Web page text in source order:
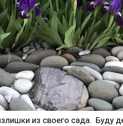
из своего сада. Буду